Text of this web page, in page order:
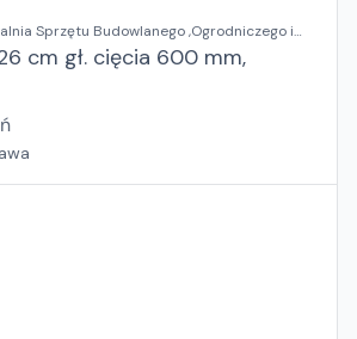
Sprzętu Budowlanego ,Ogrodniczego i
cm gł. cięcia 600 mm,